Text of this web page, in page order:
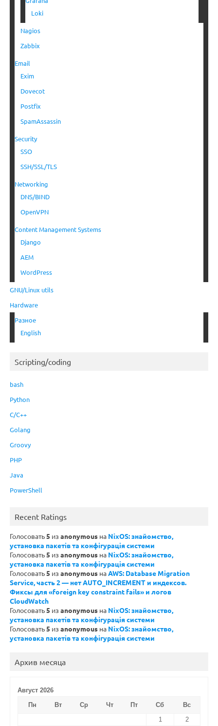
Loki
Nagios
Zabbix
Email
Exim
Dovecot
Postfix
SpamAssassin
Security
SSO
SSH/SSL/TLS
Networking
DNS/BIND
OpenVPN
Content Management Systems
Django
AEM
WordPress
GNU/Linux utils
Hardware
Разное
English
Scripting/coding
bash
Python
C/C++
Golang
Groovy
PHP
Java
PowerShell
Recent Ratings
Голосовать5 из anonymous на NixOS: знайомство,
установка пакетів та конфігурація системи
Голосовать5 из anonymous на NixOS: знайомство,
установка пакетів та конфігурація системи
Голосовать5 из anonymous наAWS: Database Migration
Service, часть 2 — нет AUTO_INCREMENT и индексов.
Фиксы для «foreign key constraint fails» и логов
CloudWatch
Голосовать5 из anonymous на NixOS: знайомство,
установка пакетів та конфігурація системи
Голосовать5 из anonymous на NixOS: знайомство,
установка пакетів та конфігурація системи
Архив месяца
Август 2026
Пн
Вт Ср Чт Пт Сб
Вс
1
2